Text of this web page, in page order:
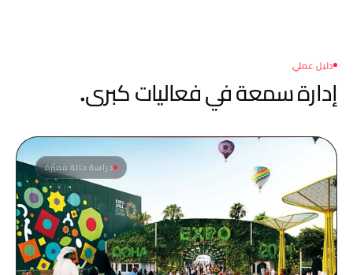
دليل عملي
إدارة سمعةفي فعاليات كبرى.
دراسة حالة مميَّزة